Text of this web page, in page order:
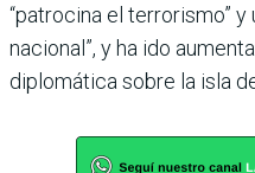
“patrocina el terrorismo” y
nacional”, y ha ido
diplomática sobre la isla